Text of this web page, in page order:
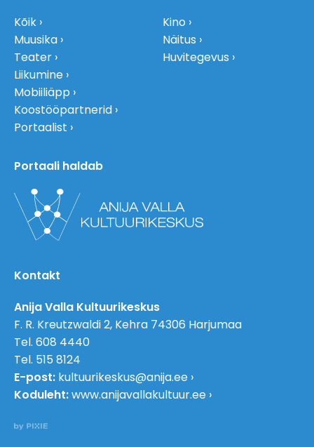
Kõik
Muusika
Teater
Liikumine
Kino
Näitus
Huvitegevus
Mobiiliäpp
Koostööpartnerid
Portaalist
Portaali haldab
Kontakt
Anija Valla Kultuurikeskus
F. R. Kreutzwaldi 2, Kehra 74306 Harjumaa
Tel. 608 4440
Tel. 515 8124
E-post: kultuurikeskus@anija.ee
Koduleht:www.anijavallakultuur.ee